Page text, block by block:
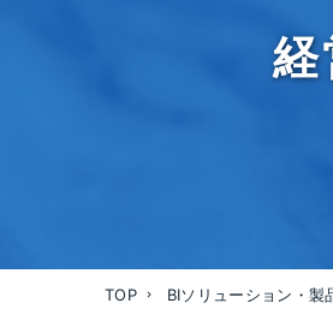
TOP BIソリューション・製